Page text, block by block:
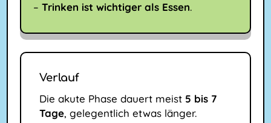
–Trinken ist wichtiger als Essen.
Verlauf
Die akute Phase dauert meist 5 bis 7
Tage, gelegentlich etwas länger.